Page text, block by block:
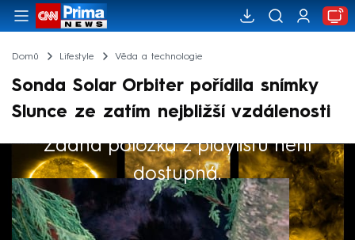
Domů Lifestyle Věda a technologie
Sonda Solar Orbiter pořídila snímky
Slunce ze zatím nejbližší vzdálenosti
Žádná položka z playlistu není
dostupná.
Výběr redakce